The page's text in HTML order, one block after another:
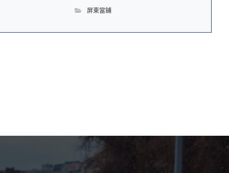
屏東當鋪